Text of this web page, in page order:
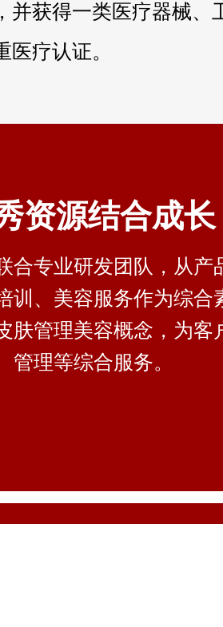
并获得一类医疗器械、
医疗认证。
资源结合成长
合专业研发团队，从产
训、美容服务作为综合
肤管理美容概念，为客
管理等综合服务。